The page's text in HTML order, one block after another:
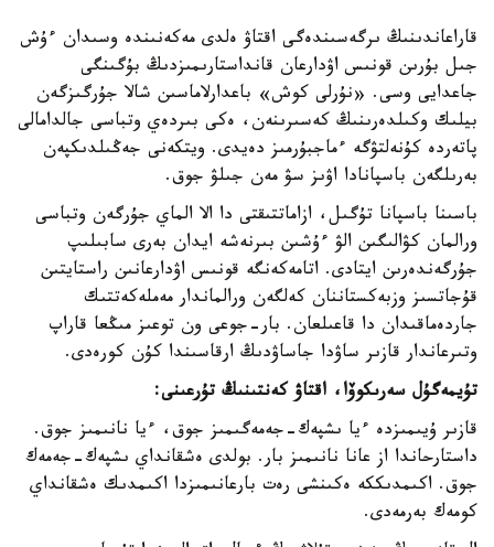
قاراعاندىنىڭ ىرگەسىندەگى اقتاۋ ەلدى مەكەنىندە وسىدان ءۇش
جىل بۇرىن قونىس اۋدارعان قانداستارىمىزدىڭ بۇگىنگى
جاعدايى وسى. «نۇرلى كوش» باعدارلاماسىن شالا جۇرگىزگەن
بيلىك وكىلدەرىنىڭ كەسىرىنەن، ەكى بىردەي وتباسى جالدامالى
پاتەردە كۇنەلتۋگە ءماجبۇرمىز دەيدى. ويتكەنى جەڭىلدىكپەن
بەرىلگەن باسپانادا اۋىز سۋ مەن جىلۋ جوق.
باسىنا باسپانا تۇگىل، ازاماتتىقتى دا الا الماي جۇرگەن وتباسى
ورالمان كۋالىگىن الۋ ءۇشىن بىرنەشە ايدان بەرى سابىلىپ
جۇرگەندەرىن ايتادى. اتامەكەنگە قونىس اۋدارعانىن راستايتىن
قۇجاتسىز وزبەكستاننان كەلگەن ورالماندار مەملەكەتتىك
جاردەماقىدان دا قاعىلعان. بار-جوعى ون توعىز مىڭعا قاراپ
وتىرعاندار قازىر ساۋدا جاساۋدىڭ ارقاسىندا كۇن كورەدى.
تۇيمەگۇل سەرىكوۆا، اقتاۋ كەنتىنىڭ تۇرعىنى:
قازىر ۇيىمىزدە ءيا ىشپەك-جەمەگىمىز جوق، ءيا نانىمىز جوق.
داستارحاندا از عانا نانىمىز بار. بولدى ەشقانداي ىشپەك-جەمەك
جوق. اكىمدىككە ەكىنشى رەت بارعانىمىزدا اكىمدىك ەشقانداي
كومەك بەرمەدى.